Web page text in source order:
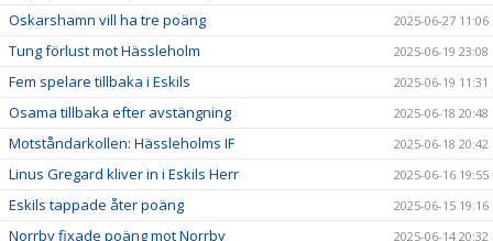
Oskarshamn vill ha tre poäng 2025-06-27 11:06
Tung förlust mot Hässleholm 2025-06-19 23:08
Fem spelare tillbaka i Eskils 2025-06-19 11:31
Osama tillbaka efter avstängning 2025-06-18 20:48
Motståndarkollen: Hässleholms IF 2025-06-18 20:42
Linus Gregard kliver in i Eskils Herr 2025-06-16 19:55
Eskils tappade åter poäng 2025-06-15 19:16
Norrby fixade poäng mot Norrby 2025-06-14 20:32